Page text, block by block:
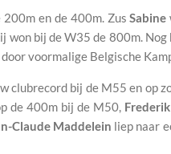
200m en de 400m. ZusSabine
won bij de W35 de 800m.
voormalige Belgische
clubrecord bij de M55 en op
de 400m bij de M50,
Claude Maddelein liep naar